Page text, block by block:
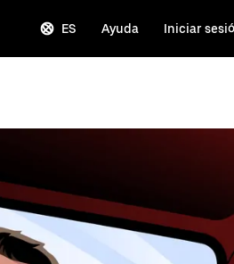
ES Ayuda Iniciar